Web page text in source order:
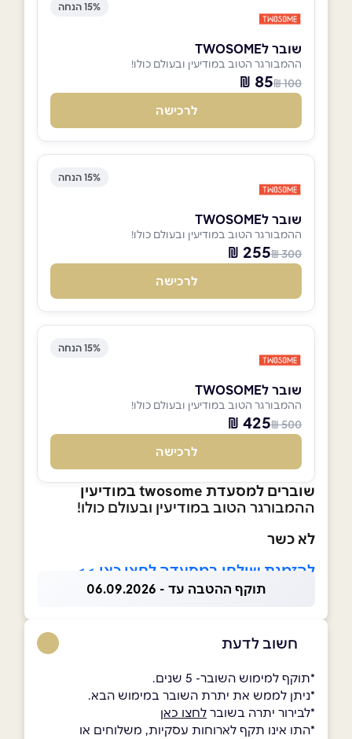
15% הנחה
שובר לTWOSOME
ההמבורגר הטוב במודיעין ובעולם כולו!
100 ₪
85 ₪
לרכישה
15% הנחה
שובר לTWOSOME
ההמבורגר הטוב במודיעין ובעולם כולו!
300 ₪
255 ₪
לרכישה
15% הנחה
שובר לTWOSOME
ההמבורגר הטוב במודיעין ובעולם כולו!
500 ₪
425 ₪
לרכישה
שוברים למסעדת twosome במודיעין
ההמבורגר הטוב במודיעין ובעולם כולו!
לא כשר
להזמנת שולחן במסעדה לחצו כאן >>
תוקף ההטבה עד - 06.09.2026
חשוב לדעת
*תוקף למימוש השובר- 5 שנים.
*ניתן לממש את יתרת השובר במימוש הבא.
*לבירור יתרה בשובר לחצו כאן
*התו אינו תקף לארוחות עסקיות, משלוחים או